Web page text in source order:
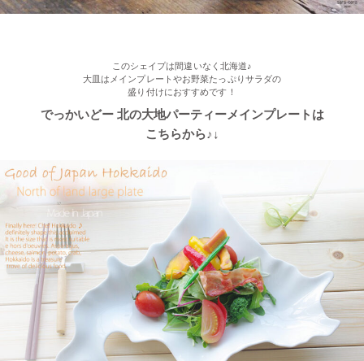
このシェイプは間違いなく北海道♪
大皿はメインプレートやお野菜たっぷりサラダの
盛り付けにおすすめです！
でっかいどー 北の大地パーティーメインプレートは
こちらから♪↓